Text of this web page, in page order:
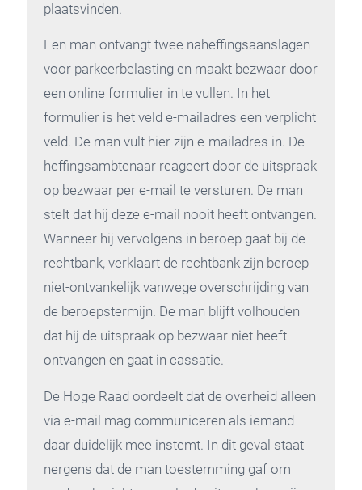
plaatsvinden.
Een man ontvangt twee naheffingsaanslagen
voor parkeerbelasting en maakt bezwaar door
een online formulier in te vullen. In het
formulier is het veld e-mailadres een verplicht
veld. De man vult hier zijn e-mailadres in. De
heffingsambtenaar reageert door de uitspraak
op bezwaar per e-mail te versturen. De man
stelt dat hij deze e-mail nooit heeft ontvangen.
Wanneer hij vervolgens in beroep gaat bij de
rechtbank, verklaart de rechtbank zijn beroep
niet-ontvankelijk vanwege overschrijding van
de beroepstermijn. De man blijft volhouden
dat hij de uitspraak op bezwaar niet heeft
ontvangen en gaat in cassatie.
De Hoge Raad oordeelt dat de overheid alleen
via e-mail mag communiceren als iemand
daar duidelijk mee instemt. In dit geval staat
nergens dat de man toestemming gaf om